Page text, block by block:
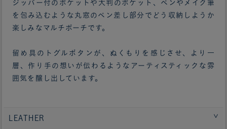
ジッパー付のポケットや大判のポケット、ペンやメイク筆
を包み込むような丸窓のペン差し部分でどう収納しようか
楽しみなマルチポーチです。
留め具のトグルボタンが、ぬくもりを感じさせ、より一
層、作り手の想いが伝わるようなアーティスティックな雰
囲気を醸し出しています。
LEATHER